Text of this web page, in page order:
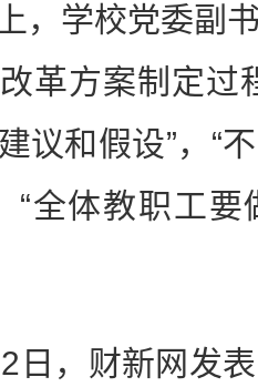
学校党委副书
革方案制定过
议和假设”，“
“全体教职工
，财新网发表